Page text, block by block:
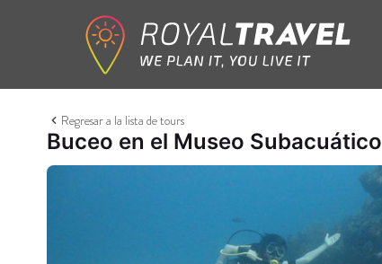
Regresar a la lista de tours
Buceo en el Museo Subacuático